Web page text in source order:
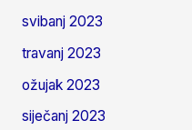
svibanj 2023
travanj 2023
ožujak 2023
siječanj 2023